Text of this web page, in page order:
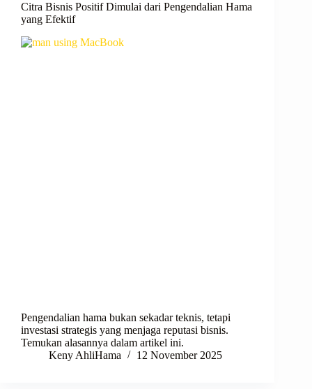
Citra Bisnis Positif Dimulai dari Pengendalian Hama
yang Efektif
Pengendalian hama bukan sekadar teknis, tetapi
investasi strategis yang menjaga reputasi bisnis.
Temukan alasannya dalam artikel ini.
Keny AhliHama
12 November 2025